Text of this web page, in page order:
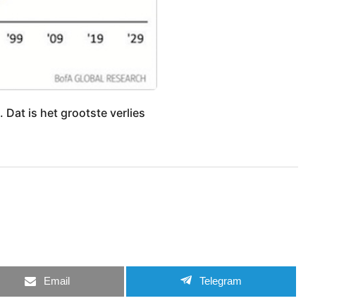
. Dat is het grootste verlies
Email Telegram